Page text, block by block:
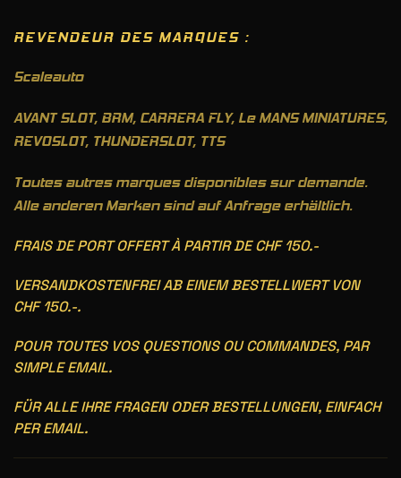
REVENDEUR DES MARQUES :
Scaleauto
AVANT SLOT, BRM, CARRERA FLY, Le MANS MINIATURES,
REVOSLOT, THUNDERSLOT, TTS
Toutes autres marques disponibles sur demande.
Alle anderen Marken sind auf Anfrage erhältlich.
FRAIS DE PORT OFFERT À PARTIR DE CHF 150.-
VERSANDKOSTENFREI AB EINEM BESTELLWERT VON
CHF 150.-.
POUR TOUTES VOS QUESTIONS OU COMMANDES, PAR
SIMPLE EMAIL.
FÜR ALLE IHRE FRAGEN ODER BESTELLUNGEN, EINFACH
PER EMAIL.